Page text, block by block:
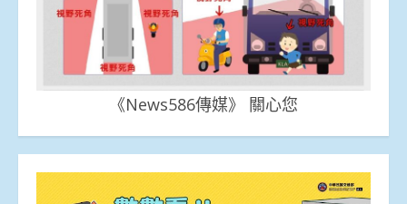
《News586傳媒》 關心您